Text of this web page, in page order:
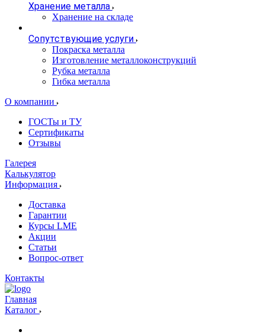
Хранение металла
Хранение на складе
Сопутствующие услуги
Покраска металла
Изготовление металлоконструкций
Рубка металла
Гибка металла
О компании
ГОСТы и ТУ
Сертификаты
Отзывы
Галерея
Калькулятор
Информация
Доставка
Гарантии
Курсы LME
Акции
Статьи
Вопрос-ответ
Контакты
Главная
Каталог